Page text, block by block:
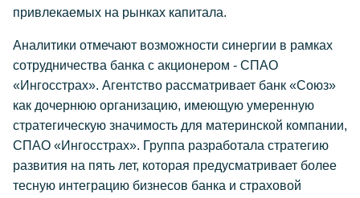
привлекаемых на рынках капитала.
Аналитики отмечают возможности синергии в рамках
сотрудничества банка с акционером - СПАО
«Ингосстрах». Агентство рассматривает банк «Союз»
как дочернюю организацию, имеющую умеренную
стратегическую значимость для материнской компании,
СПАО «Ингосстрах». Группа разработала стратегию
развития на пять лет, которая предусматривает более
тесную интеграцию бизнесов банка и страховой